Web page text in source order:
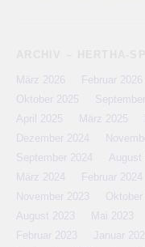
März 2026 Februar 2026
Oktober 2025
April 2025
März 2025
Dezember 2024
September 2024
August
März 2024
Februar 2024
November 2023
Oktober
August 2023
Mai 2023
Februar 2023
Januar